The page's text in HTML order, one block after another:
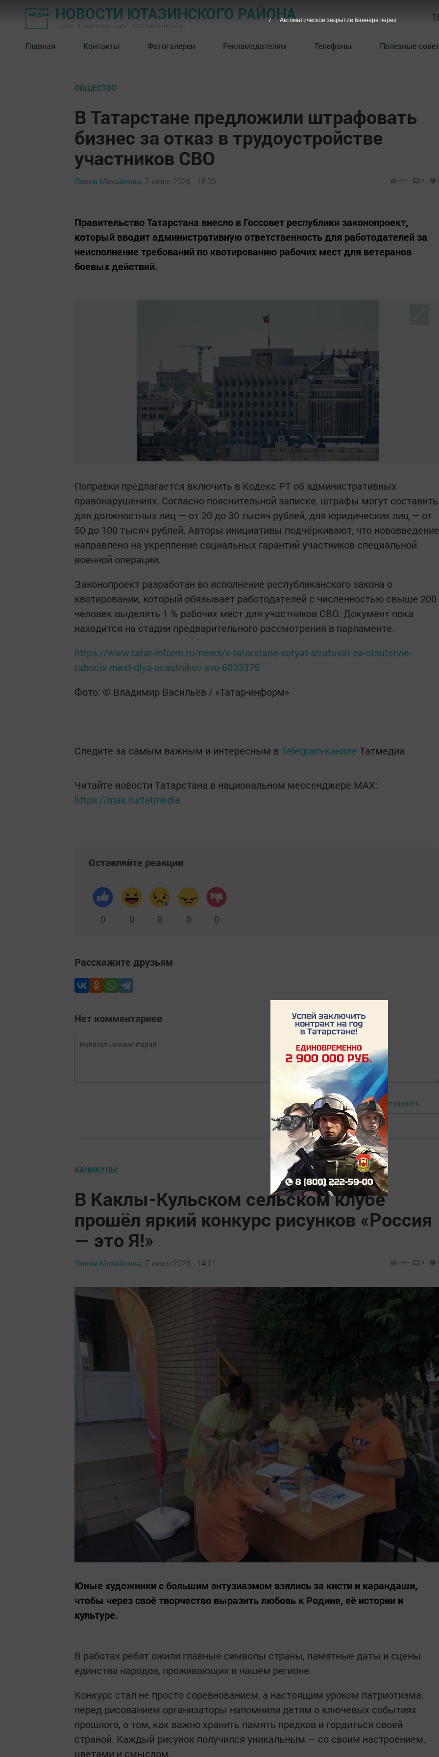
НОВОСТИ ЮТАЗИНСКОГО РАЙОНА
Главная Контакты Фотогалереи Рекламодателям Телефоны Полезные
ОБЩЕСТВО
В Татарстане предложили штрафовать
бизнес за отказ в трудоустройстве
участников СВО
Лилия Михайлова, 7 июля 2026 - 16:33 311 0
Правительство Татарстана внесло в Госсовет республики законопроект,
который вводит административную ответственность для работодателей за
неисполнение требований по квотированию рабочих мест для ветеранов
боевых действий.
Поправки предлагается включить в Кодекс РТ об административных
правонарушениях. Согласно пояснительной записке, штрафы могут
для должностных лиц — от 20 до 30 тысяч рублей, для юридических лиц — от
50 до 100 тысяч рублей. Авторы инициативы подчёркивают, что нововведение
направлено на укрепление социальных гарантий участников специальной
военной операции.
Законопроект разработан во исполнение республиканского закона о
квотировании, который обязывает работодателей с численностью свыше 200
человек выделять 1 % рабочих мест для участников СВО. Документ пока
находится на стадии предварительного рассмотрения в парламенте.
https://www.tatar-inform.ru/news/v-tatarstane-xotyat-strafovat-za-otsutstvie-
rabocix-mest-dlya-ucastnikov-svo-6033375
Фото: © Владимир Васильев / «Татар-информ»
Следите за самым важным и интересным в Telegram-канале Татмедиа
Читайте новости Татарстана в национальном мессенджере MАХ:
https://max.ru/tatmedia
Оставляйте реакции
0 0 0 0 0
Расскажите друзьям
Нет комментариев
Авторизоваться Отправить
КАНИКУЛЫ
В Каклы-Кульском сельском клубе
прошёл яркий конкурс рисунков «Россия
— это Я!»
Лилия Михайлова, 7 июля 2026 - 14:11 288 0
Юные художники с большим энтузиазмом взялись за кисти и карандаши,
чтобы через своё творчество выразить любовь к Родине, её истории и
культуре.
В работах ребят ожили главные символы страны, памятные даты и сцены
единства народов, проживающих в нашем регионе.
Конкурс стал не просто соревнованием, а настоящим уроком патриотизма:
перед рисованием организаторы напомнили детям о ключевых событиях
прошлого, о том, как важно хранить память предков и гордиться своей
страной. Каждый рисунок получился уникальным — со своим настроением,
цветами и смыслом.
5 Автоматическое закрытие баннера через